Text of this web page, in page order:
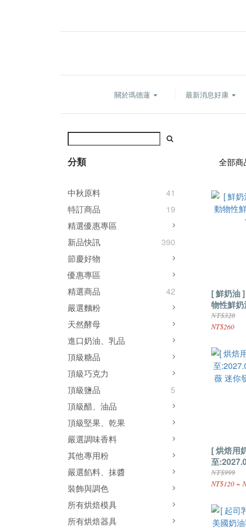
關於瑪德蓮 最新消息好康
分類
中秋原料
41
特訂商品
19
精選優惠專區
新品快訊
390
節慶好物
優惠專區
精選商品
42
嚴選麵粉
天然酵母
進口奶油、乳品
頂級糖品
頂級巧克力
頂級鹽品
5
頂級醋、油品
頂級堅果、乾果
嚴選調味香料
其他專用粉
嚴選餡料、抹醬
裝飾與調色
所有烘焙模具
所有烘焙器具
全部商
[ 鮮奶油
物性鮮
1000ml
NT$320
NT$260
[ 烘焙用
至
薇 迷你
裝10g
NT$999
NT$120 ~